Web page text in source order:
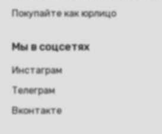
Покупайте как юрлицо
Мы в соцсетях
Инстаграм
Телеграм
Вконтакте